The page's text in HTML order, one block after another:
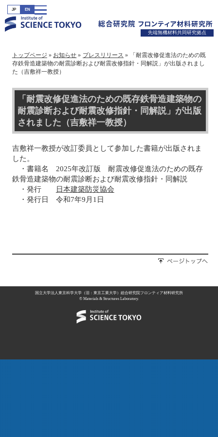
JP EN
先端無機材料共同研究拠点
トップページ お知らせ プレスリリース
「耐震改修促進法のための既
存鉄骨造建築物の耐震診断および耐震改修指針・同解説」が出版されまし
た（吉敷祥一教授）
「耐震改修促進法のための既存鉄骨造建築物の
耐震診断および耐震改修指針・同解説」が出版
されました（吉敷祥一教授）
吉敷祥一教授が改訂委員として参加した書籍が出版されま
した。
・書籍名 2025年改訂版 耐震改修促進法のための既存
鉄骨造建築物の耐震診断および耐震改修指針・同解説
・ 発行
日本建築防災協会
・発行日
令和7年9月1日
国立大学法人東京科学大学（旧：東京工業大学）総合研究院フロンティア材料研究所
© Materials & Structures Laboratory.